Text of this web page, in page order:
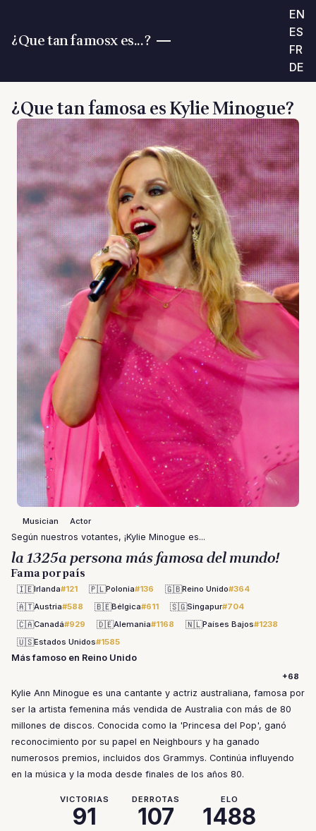
¿Que tan famosx es...?
EN
ES
FR
DE
¿Que tan famosa es Kylie Minogue?
Musician Actor
Según nuestros votantes, ¡Kylie Minogue es...
la 1325a persona más famosa del mundo!
Fama por país
🇮🇪Irlanda#121 🇵🇱Polonia#136 🇬🇧Reino Unido#364
🇦🇹Austria#588 🇧🇪Bélgica#611 🇸🇬Singapur#704
🇨🇦Canadá#929 🇩🇪Alemania#1168 🇳🇱Países Bajos#1238
🇺🇸Estados Unidos#1585
Más famoso en Reino Unido
+68
Kylie Ann Minogue es una cantante y actriz australiana, famosa por
ser la artista femenina más vendida de Australia con más de 80
millones de discos. Conocida como la 'Princesa del Pop', ganó
reconocimiento por su papel en Neighbours y ha ganado
numerosos premios, incluidos dos Grammys. Continúa influyendo
en la música y la moda desde finales de los años 80.
VICTORIAS
91
DERROTAS
107
ELO
1488